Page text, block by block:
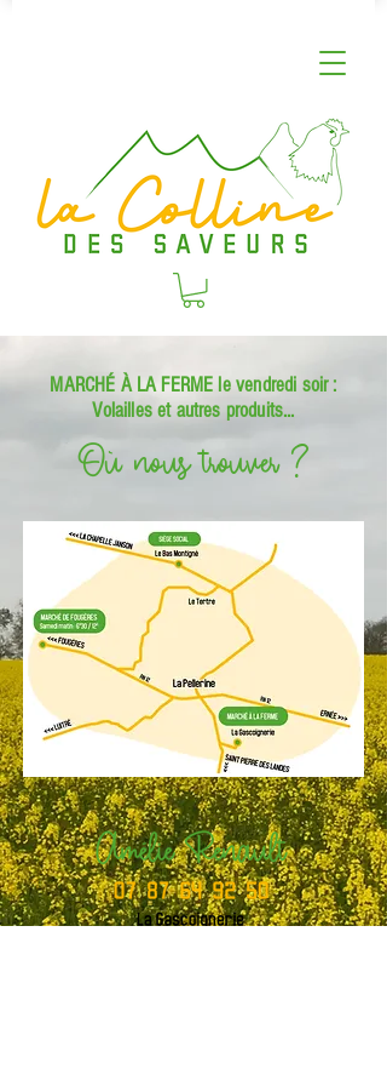
MARCHÉ À LA FERME le vendredi soir :
Volailles et autres produits...
Où nous trouver ?